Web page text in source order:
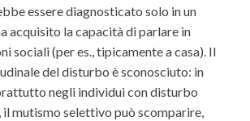
essere diagnosticato solo in un
acquisito la capacità di parlare in
sociali (per es., tipicamente a casa). Il
del disturbo è sconosciuto: in
negli individui con disturbo
il mutismo selettivo può scomparire,